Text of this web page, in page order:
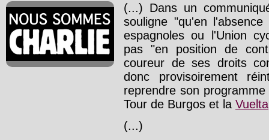
(...) Dans un
souligne "qu'en
espagnoles ou l'Union
pas "en position de
coureur de ses droits
donc provisoirement
reprendre son
Tour de Burgos et la Vuelta
(...)